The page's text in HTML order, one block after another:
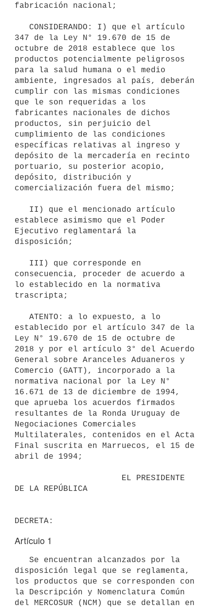
fabricación nacional;
347 de la Ley N° 19.670 de 15 de
octubre de 2018 establece que los
productos potencialmente peligrosos
para la salud humana o el medio
ambiente, ingresados al país, deberán
cumplir con las mismas condiciones
que le son requeridas a los
fabricantes nacionales de dichos
productos, sin perjuicio del
cumplimiento de las condiciones
específicas relativas al ingreso y
depósito de la mercadería en recinto
portuario, su posterior acopio,
depósito, distribución y
comercialización fuera del mismo;
establece asimismo que el Poder
Ejecutivo reglamentará la
disposición;
consecuencia, proceder de acuerdo a
lo establecido en la normativa
trascripta;
establecido por el artículo 347 de la
Ley N° 19.670 de 15 de octubre de
2018 y por el artículo 3° del Acuerdo
General sobre Aranceles Aduaneros y
Comercio (GATT), incorporado a la
normativa nacional por la Ley N°
16.671 de 13 de diciembre de 1994,
que aprueba los acuerdos firmados
resultantes de la Ronda Uruguay de
Negociaciones Comerciales
Multilaterales, contenidos en el Acta
Final suscrita en Marruecos, el 15 de
abril de 1994;
DE LA REPÚBLICA
Artículo 1
disposición legal que se reglamenta,
los productos que se corresponden con
la Descripción y Nomenclatura Común
del MERCOSUR (NCM) que se detallan en